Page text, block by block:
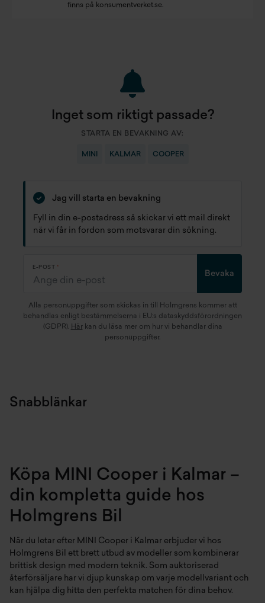
finns på konsumentverket.se.
Inget som riktigt passade?
STARTA EN BEVAKNING AV:
MINI KALMAR COOPER
Jag vill starta en bevakning
Fyll in din e-postadress så skickar vi ett mail direkt
när vi får in fordon som motsvarar din sökning.
E-POST
Bevaka
Alla personuppgifter som skickas in till Holmgrens kommer att
behandlas enligt bestämmelserna i EU:s dataskyddsförordningen
(GDPR). Härkan du läsa mer om hur vi behandlar dina
personuppgifter.
Snabblänkar
Köpa MINI Cooper i Kalmar –
din kompletta guide hos
Holmgrens Bil
När du letar efter MINI Cooper i Kalmar erbjuder vi hos
Holmgrens Bil ett brett utbud av modeller som kombinerar
brittisk design med modern teknik. Som auktoriserad
återförsäljare har vi djup kunskap om varje modellvariant och
kan hjälpa dig hitta den perfekta matchen för dina behov.